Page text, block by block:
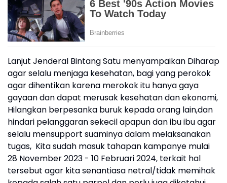
Lanjut Jenderal Bintang Satu menyampaikan Diharap
agar selalu menjaga kesehatan, bagi yang perokok
agar dihentikan karena merokok itu hanya gaya
gayaan dan dapat merusak kesehatan dan ekonomi,
Hilangkan berpesanka buruk kepada orang lain,dan
hindari pelanggaran sekecil apapun dan ibu ibu agar
selalu mensupport suaminya dalam melaksanakan
tugas, Kita sudah masuk tahapan kampanye mulai
28 November 2023 - 10 Februari 2024, terkait hal
tersebut agar kita senantiasa netral/tidak memihak